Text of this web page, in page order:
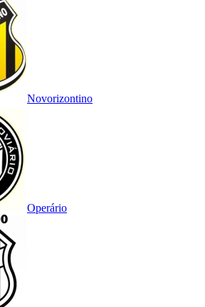
Novorizontino
Operário